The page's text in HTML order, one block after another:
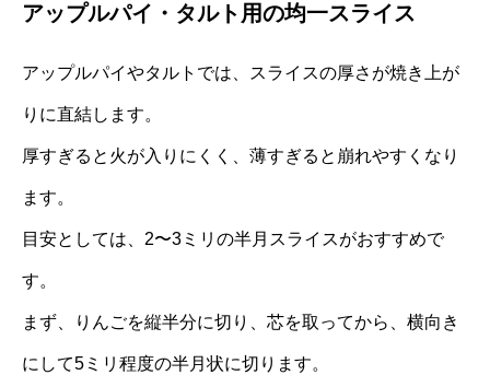
アップルパイ・タルト用の均一スライス
アップルパイやタルトでは、スライスの厚さが焼き上が
りに直結します。
厚すぎると火が入りにくく、薄すぎると崩れやすくなり
ます。
目安としては、2〜3ミリの半月スライスがおすすめで
す。
まず、りんごを縦半分に切り、芯を取ってから、横向き
にして5ミリ程度の半月状に切ります。